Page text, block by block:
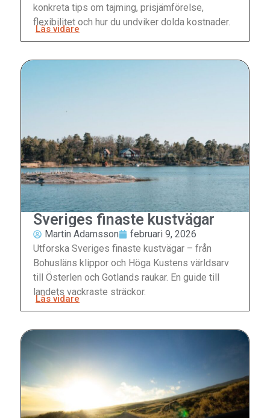
konkreta tips om tajming, prisjämförelse,
flexibilitet och hur du undviker dolda kostnader.
Läs vidare
Sveriges finaste kustvägar
Martin Adamsson
februari 9, 2026
Utforska Sveriges finaste kustvägar – från
Bohusläns klippor och Höga Kustens världsarv
till Österlen och Gotlands raukar. En guide till
landets vackraste sträckor.
Läs vidare